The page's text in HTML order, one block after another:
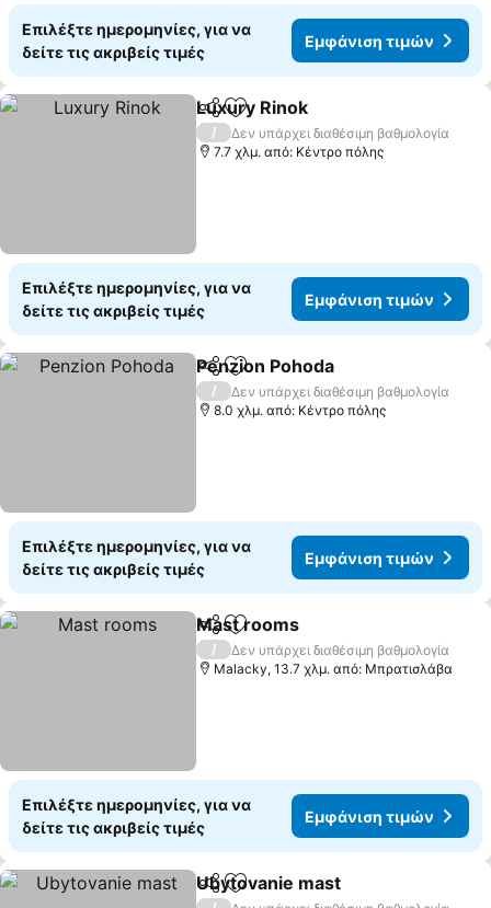
Επιλέξτε ημερομηνίες, για να
δείτε τις ακριβείς τιμές
Εμφάνιση τιμών
Κοινοποίηση
Προσθήκη στα αγαπημένα
Luxury Rinok
/
Δεν υπάρχει διαθέσιμη βαθμολογία
7.7 χλμ. από: Κέντρο πόλης
Επιλέξτε ημερομηνίες, για να
δείτε τις ακριβείς τιμές
Εμφάνιση τιμών
Κοινοποίηση
Προσθήκη στα αγαπημένα
Penzion Pohoda
/
Δεν υπάρχει διαθέσιμη βαθμολογία
8.0 χλμ. από: Κέντρο πόλης
Επιλέξτε ημερομηνίες, για να
δείτε τις ακριβείς τιμές
Εμφάνιση τιμών
Κοινοποίηση
Προσθήκη στα αγαπημένα
Mast rooms
/
Δεν υπάρχει διαθέσιμη βαθμολογία
Malacky, 13.7 χλμ. από: Μπρατισλάβα
Επιλέξτε ημερομηνίες, για να
δείτε τις ακριβείς τιμές
Εμφάνιση τιμών
Κοινοποίηση
Προσθήκη στα αγαπημένα
Ubytovanie mast